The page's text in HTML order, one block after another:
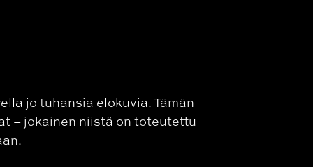
jo tuhansia elokuvia. Tämän
– jokainen niistä on toteutettu